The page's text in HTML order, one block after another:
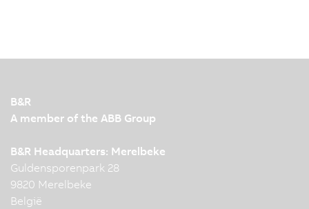
B&R
A member of the ABB Group
B&R Headquarters: Merelbeke
Guldensporenpark 28
9820 Merelbeke
België